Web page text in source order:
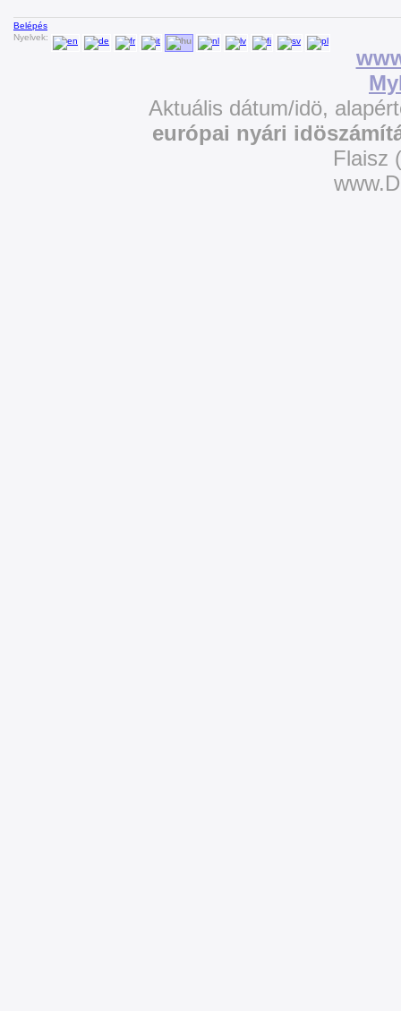
Belépés
Nyelvek:
Aktuális dátum/idö,
európai nyári
Flaisz